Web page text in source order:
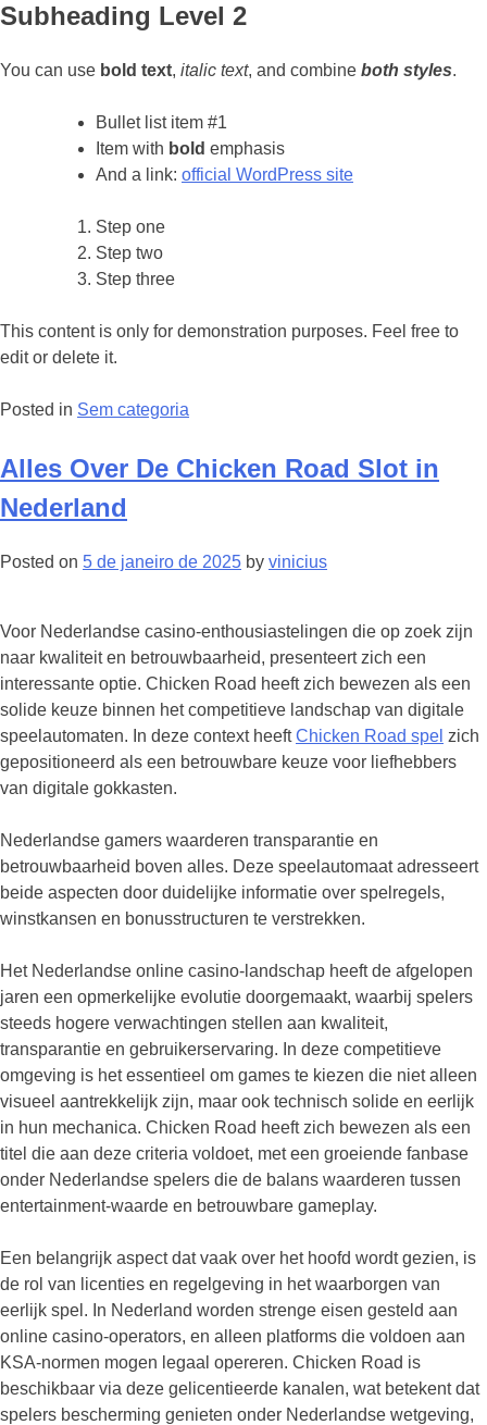
Subheading Level 2
You can use bold text, italic text, and combine both styles.
Bullet list item #1
Item with bold emphasis
And a link: official WordPress site
Step one
Step two
Step three
This content is only for demonstration purposes. Feel free to
edit or delete it.
Posted in Sem categoria
Alles Over De Chicken Road Slot in
Nederland
Posted on 5 de janeiro de 2025 by vinicius
Voor Nederlandse casino-enthousiastelingen die op zoek zijn
naar kwaliteit en betrouwbaarheid, presenteert zich een
interessante optie. Chicken Road heeft zich bewezen als een
solide keuze binnen het competitieve landschap van digitale
speelautomaten. In deze context heeftChicken Road spel zich
gepositioneerd als een betrouwbare keuze voor liefhebbers
van digitale gokkasten.
Nederlandse gamers waarderen transparantie en
betrouwbaarheid boven alles. Deze speelautomaat adresseert
beide aspecten door duidelijke informatie over spelregels,
winstkansen en bonusstructuren te verstrekken.
Het Nederlandse online casino-landschap heeft de afgelopen
jaren een opmerkelijke evolutie doorgemaakt, waarbij spelers
steeds hogere verwachtingen stellen aan kwaliteit,
transparantie en gebruikerservaring. In deze competitieve
omgeving is het essentieel om games te kiezen die niet alleen
visueel aantrekkelijk zijn, maar ook technisch solide en eerlijk
in hun mechanica. Chicken Road heeft zich bewezen als een
titel die aan deze criteria voldoet, met een groeiende fanbase
onder Nederlandse spelers die de balans waarderen tussen
entertainment-waarde en betrouwbare gameplay.
Een belangrijk aspect dat vaak over het hoofd wordt gezien, is
de rol van licenties en regelgeving in het waarborgen van
eerlijk spel. In Nederland worden strenge eisen gesteld aan
online casino-operators, en alleen platforms die voldoen aan
KSA-normen mogen legaal opereren. Chicken Road is
beschikbaar via deze gelicentieerde kanalen, wat betekent dat
spelers bescherming genieten onder Nederlandse wetgeving,